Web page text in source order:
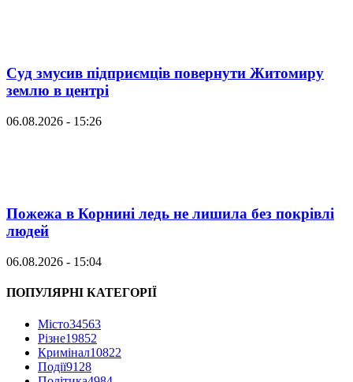
Суд змусив підприємців повернути Житомиру
землю в центрі
06.08.2026 - 15:26
Пожежа в Корнині ледь не лишила без покрівлі
людей
06.08.2026 - 15:04
ПОПУЛЯРНІ КАТЕГОРІЇ
Місто34563
Різне19852
Кримінал10822
Події9128